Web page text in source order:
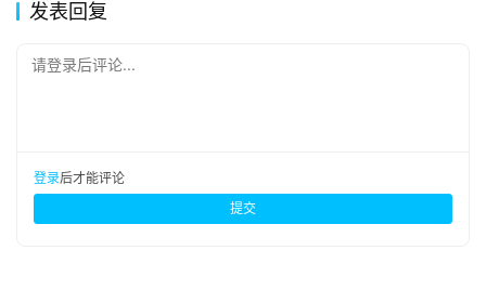
发表回复
请登录后评论...
登录后才能评论
提交